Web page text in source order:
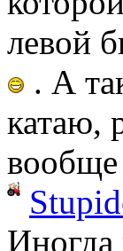
левой
. А
катаю,
Иногда